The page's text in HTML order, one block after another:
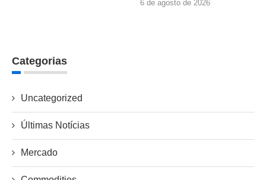
6 de agosto de 2026
Categorias
Uncategorized
Últimas Notícias
Mercado